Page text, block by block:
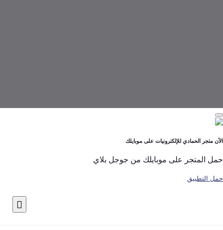
للإلكترونيات على موبايلك
على موبايلك من جوجل بلاي